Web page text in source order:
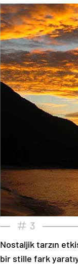
3
Nostaljik tarzın
bir stille fark